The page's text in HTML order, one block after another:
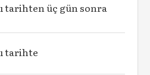
tarihten üç gün sonra
tarihte